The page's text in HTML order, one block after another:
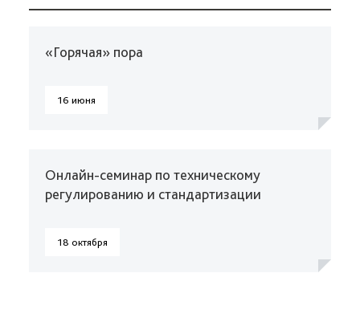
«Горячая» пора
16 июня
Онлайн-семинар по техническому
регулированию и стандартизации
18 октября